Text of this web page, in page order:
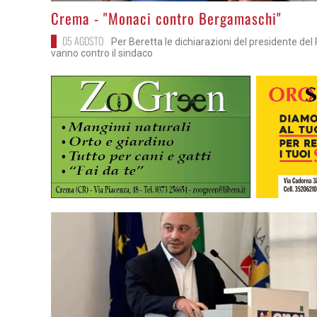
>
Crema - "Monaci contro Bergamaschi"
05 AGOSTO
Per Beretta le dichiarazioni del presidente del
vanno contro il sindaco